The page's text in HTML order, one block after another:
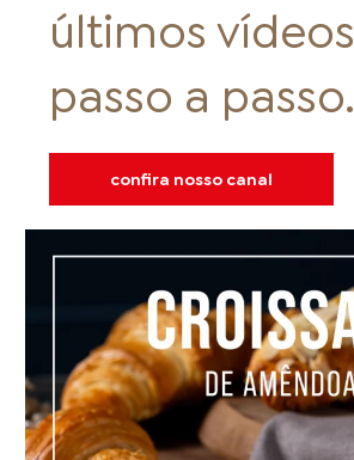
FOOD SERVICE EMPRESA
INVERNO SAC
últimos vídeos
passo a passo.
confira nosso canal